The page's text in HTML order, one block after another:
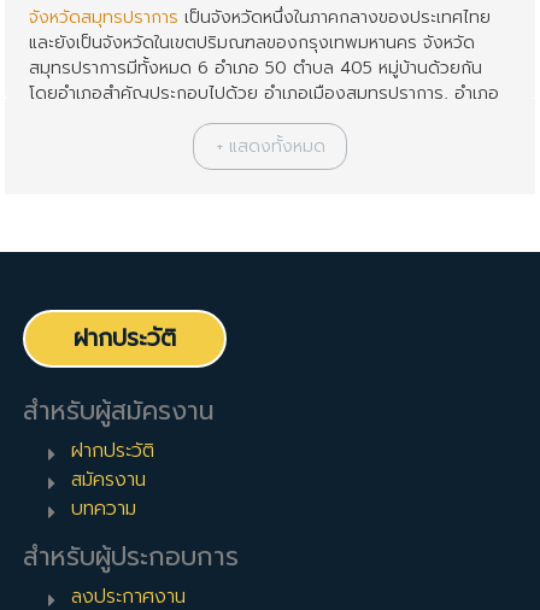
จังหวัดสมุทรปราการ เป็นจังหวัดหนึ่งในภาคกลางของประเทศไทย
และยังเป็นจังหวัดในเขตปริมณฑลของกรุงเทพมหานคร จังหวัด
สมุทรปราการมีทั้งหมด 6 อำเภอ 50 ตำบล 405 หมู่บ้านด้วยกัน
โดยอำเภอสำคัญประกอบไปด้วย อำเภอเมืองสมุทรปราการ, อำเภอ
บางบ่อ, อำเภอบางพลี, อำเภอพระประแดง, อำเภอพระสมุทรเจดีย์,
และ อำเภอบางเสาธง จังหวัดสมุทรปราการมีประชากรทั้งสิ้น
ประมาณ 1ล้าน 3แสนคน มีการเดินทางโดยรถส่วนบุคคลและรถ
ศูนย์กลางการขนส่งทางบก ทางน้ำ และทางอากาศ ทำให้การขนส่ง
วัตถุดิบ และสินค้าจากโรงงานอุตสาหกรรมในอำเภอต่างๆ มีความ
สะดวก และเสียค่าใช้จ่ายต่ำ จึงมีส่วนสนับสนุนให้นักลงทุนเข้ามา
ประกอบกิจการตั้งโรงงานอุตสาหกรรมเป็นจำนวนมาก
สถานที่ใกล้เคียงกับ จังหวัดสมุทรปราการ
นอกจาก จังหวัดสมุทรปราการ แล้ว คุณสามารถกรองผลการค้นหา
ได้ด้วยสถานที่ใกล้เคียงต่อไปนี้:
ภาคกลาง
,กรุงเทพมหานครและปริมณฑล
กรุงเทพมหานคร,จังหวัดนนทบุรี
ฝากประวัติ
สำหรับผู้สมัครงาน
ฝากประวัติ
สมัครงาน
บทความ
สำหรับผู้ประกอบการ
ลงประกาศงาน